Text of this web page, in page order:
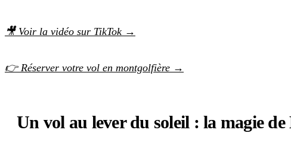
🎥 Voir la vidéo sur TikTok →
👉 Réserver votre vol en montgolfière →
Un vol au lever du soleil : la magie